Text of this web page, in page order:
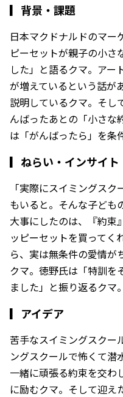
▎ 背景・課題
日本マクドナルドのマー
ピーセットが親子の小さ
した」と語るクマ。アー
が増えているという話が
説明しているクマ。そし
んばったあとの「小さな
は「がんばったら」を条
▎ ねらい・インサイト
「実際にスイミングス
もいると。そんな子ども
大事にしたのは、『約束
ッピーセットを買ってく
ら、実は無条件の愛情が
クマ。徳野氏は「特訓を
ました」と振り返るクマ。
▎ アイデア
苦手なスイミングスクー
ングスクールで怖くて潜
一緒に頑張る約束を交わ
に励むクマ。そして迎え